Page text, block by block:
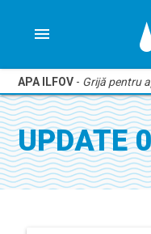
menu
APA ILFOV - Grijă pentru
UPDATE